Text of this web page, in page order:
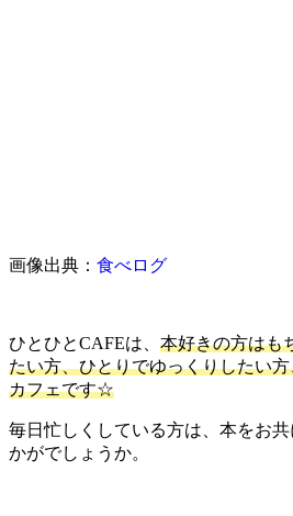
画像出典： 食べログ
ひとひとCAFEは、 本好きの方はも
たい方、ひとりでゆっくりしたい
カフェです☆
毎日忙しくしている方は、本をお
かがでしょうか。